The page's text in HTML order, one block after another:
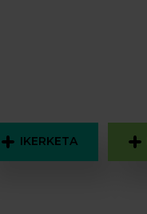
IKERKETA